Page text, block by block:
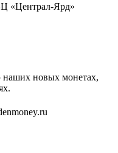
«Централ-Ярд»
новых монетах,